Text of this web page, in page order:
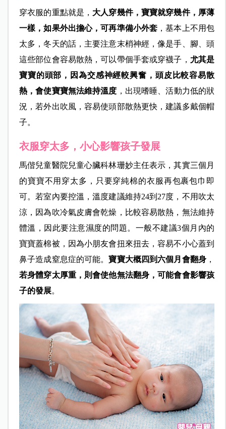
穿衣服的重點就是， 大人穿幾件，寶寶就穿幾件，厚薄
一樣，如果外出擔心，可再準備小外套 ，基本上不用包
太多，冬天的話，主要注意末梢神經，像是手、腳、頭
這些部位會容易散熱，可以帶個手套或穿襪子， 尤其是
寶寶的頭部，因為交感神經較興奮，頭皮比較容易散
熱，會使寶寶無法維持溫度 ，出現嗜睡、活動力低的狀
況，若外出吹風，容易使頭部散熱更快，建議多戴個帽
子。
衣服穿太多，小心影響孩子發展
馬偕兒童醫院兒童心臟科林珊妙主任表示，其實三個月
的寶寶不用穿太多，只要穿純棉的衣服再包裹包巾即
可。若室內要控溫，溫度建議維持24到27度，不用吹太
涼，因為吹冷氣皮膚會乾燥，比較容易散熱，無法維持
體溫，因此要注意濕度的問題。一般不建議3個月內的
寶寶蓋棉被，因為小朋友會扭來扭去，容易不小心蓋到
鼻子造成窒息症的可能。寶寶大概四到六個月會翻身 ，
若身體穿太厚重，則會使他無法翻身，可能會會影響孩
子的發展。